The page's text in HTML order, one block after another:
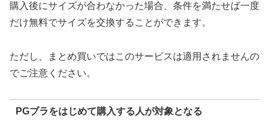
購入後にサイズが合わなかった場合、条件を満たせば一度
だけ無料でサイズを交換することができます。
ただし、まとめ買いではこのサービスは適用されませんの
でご注意ください。
PGブラをはじめて購入する人が対象となる